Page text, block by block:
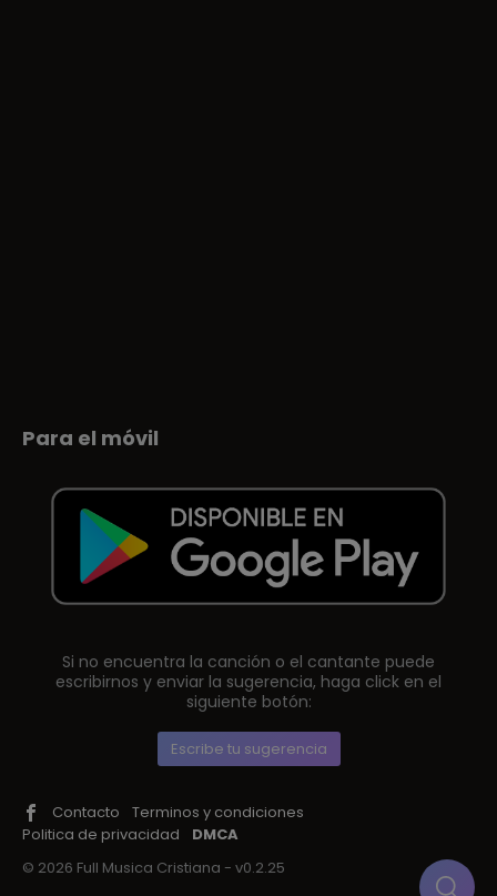
Para el móvil
Si no encuentra la canción o el cantante puede
escribirnos y enviar la sugerencia, haga click en el
siguiente botón:
Escribe tu sugerencia
Contacto
Terminos y condiciones
Politica de privacidad
DMCA
© 2026 Full Musica Cristiana - v0.2.25